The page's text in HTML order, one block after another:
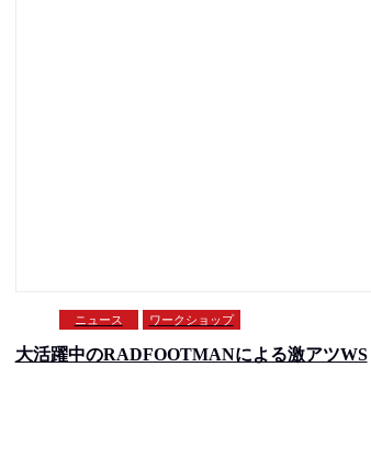
ニュース ワークショップ
大活躍中のRADFOOTMANによる激アツWS